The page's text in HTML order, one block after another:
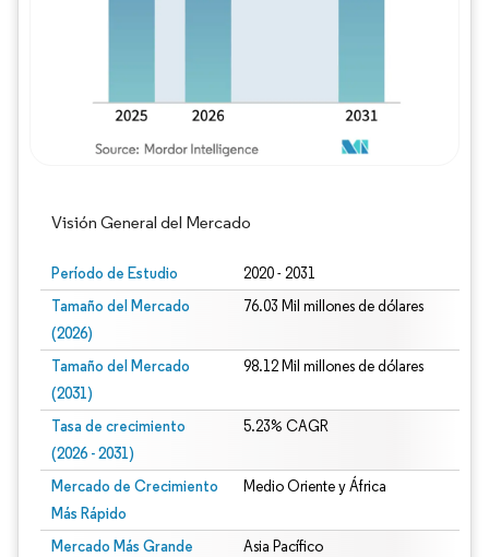
Visión General del Mercado
Período de Estudio 2020 - 2031
Tamaño del Mercado
(2026)
76.03 Mil millones de dólares
Tamaño del Mercado
(2031)
98.12 Mil millones de dólares
Tasa de crecimiento
(2026 - 2031)
5.23% CAGR
Mercado de Crecimiento
Más Rápido
Medio Oriente y África
Mercado Más Grande Asia Pacífico